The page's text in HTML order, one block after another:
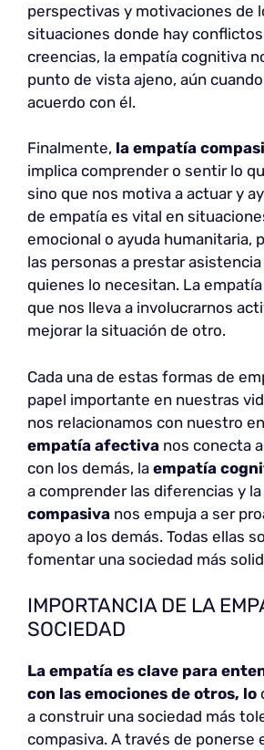
perspectivas y motivaciones de
situaciones donde hay
creencias, la empatía cognitiva
punto de vista ajeno, aún
acuerdo con él.
Finalmente, la empatía
implica comprender o sentir lo
sino que nos motiva a actuar y
de empatía es vital en
emocional o ayuda humanitaria,
las personas a prestar
quienes lo necesitan. La
que nos lleva a involucrarnos
mejorar la situación de otro.
Cada una de estas formas de
papel importante en nuestras
nos relacionamos con nuestro
empatía afectiva nos conecta
con los demás, la empatía
a comprender las diferencias y la
compasiva nos empuja a ser
apoyo a los demás. Todas ellas
fomentar una sociedad más
IMPORTANCIA DE LA
SOCIEDAD
La empatía es clave para
con las emociones de otros, lo
a construir una sociedad más
compasiva. A través de ponerse